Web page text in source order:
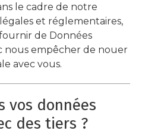
le cadre de notre
et réglementaires,
de Données
nous empêcher de nouer
avec vous.
vos données
des tiers ?